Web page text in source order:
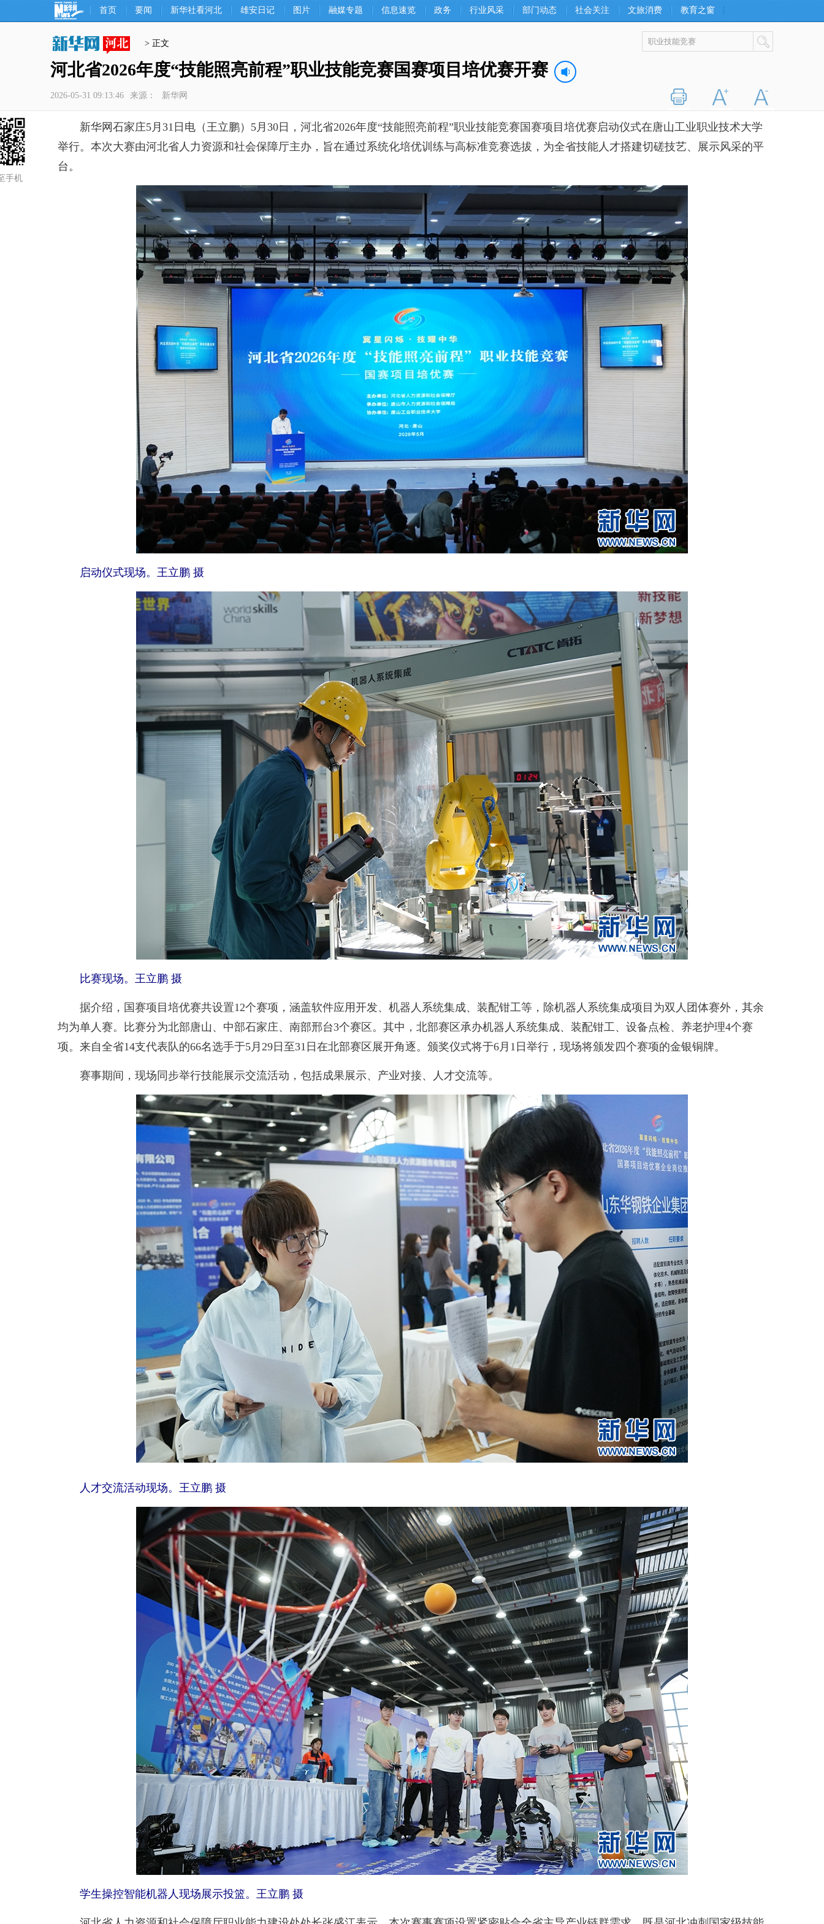
首页 要闻 新华社看河北 雄安日记 图片 融媒专题 信息速览 政务 行业风采 部门动态 社会关注 文旅消费 教育之窗
> 正文
河北省2026年度“技能照亮前程”职业技能竞赛国赛项目培优赛开赛
2026-05-31 09:13:46 来源： 新华网
手机
新华网石家庄5月31日电（王立鹏）5月30日，河北省2026年度“技能照亮前程”职业技能竞赛国赛项目培优赛启动仪式在唐山工业职业技术大学
举行。本次大赛由河北省人力资源和社会保障厅主办，旨在通过系统化培优训练与高标准竞赛选拔，为全省技能人才搭建切磋技艺、展示风采的平
台。
启动仪式现场。王立鹏 摄
比赛现场。王立鹏 摄
据介绍，国赛项目培优赛共设置12个赛项，涵盖软件应用开发、机器人系统集成、装配钳工等，除机器人系统集成项目为双人团体赛外，其余
均为单人赛。比赛分为北部唐山、中部石家庄、南部邢台3个赛区。其中，北部赛区承办机器人系统集成、装配钳工、设备点检、养老护理4个赛
项。来自全省14支代表队的66名选手于5月29日至31日在北部赛区展开角逐。颁奖仪式将于6月1日举行，现场将颁发四个赛项的金银铜牌。
赛事期间，现场同步举行技能展示交流活动，包括成果展示、产业对接、人才交流等。
人才交流活动现场。王立鹏 摄
学生操控智能机器人现场展示投篮。王立鹏 摄